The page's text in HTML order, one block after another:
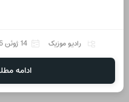
رادیو موزیک 14 ژوئن 2026
ادامه